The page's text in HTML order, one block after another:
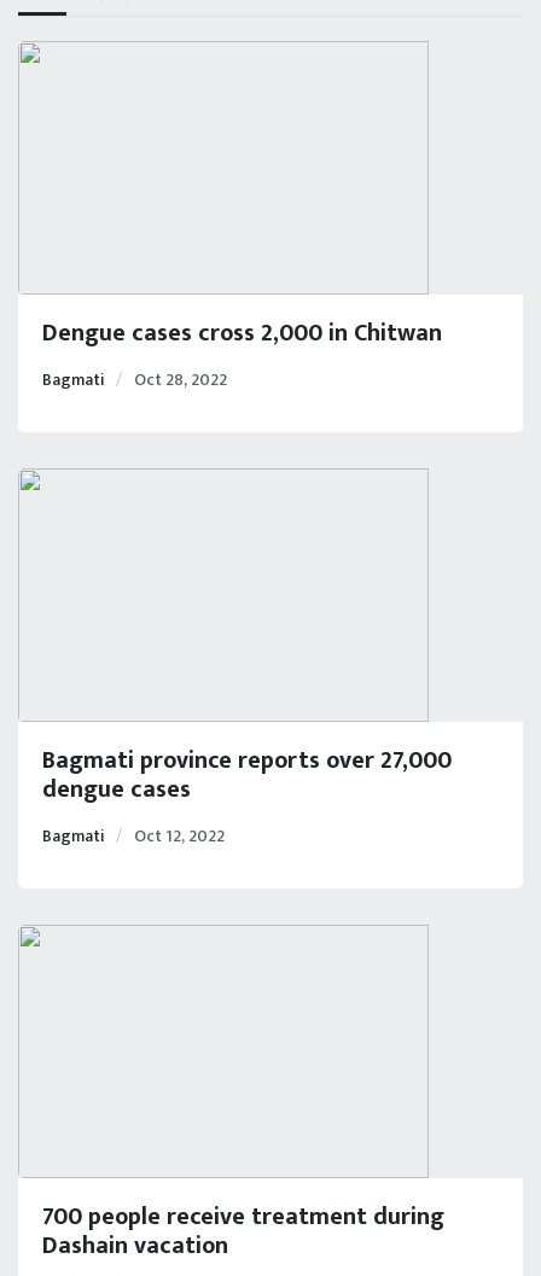
Dengue cases cross 2,000 in Chitwan
Bagmati Oct 28, 2022
Bagmati province reports over 27,000
dengue cases
Bagmati Oct 12, 2022
700 people receive treatment during
Dashain vacation